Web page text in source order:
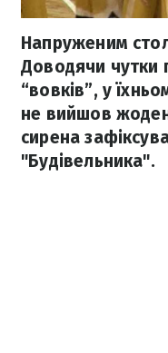
Напруженим
Доводячи чутки
“вовків”, у
не вийшов
сирена
"Будівельника".